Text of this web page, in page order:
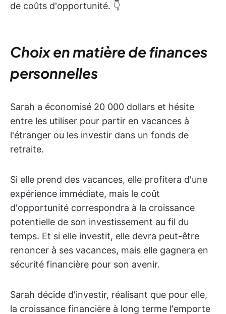
de coûts d'opportunité. 👇
Choix en matière de finances
personnelles
Sarah a économisé 20 000 dollars et hésite
entre les utiliser pour partir en vacances à
l'étranger ou les investir dans un fonds de
retraite.
Si elle prend des vacances, elle profitera d'une
expérience immédiate, mais le coût
d'opportunité correspondra à la croissance
potentielle de son investissement au fil du
temps. Et si elle investit, elle devra peut-être
renoncer à ses vacances, mais elle gagnera en
sécurité financière pour son avenir.
Sarah décide d'investir, réalisant que pour elle,
la croissance financière à long terme l'emporte